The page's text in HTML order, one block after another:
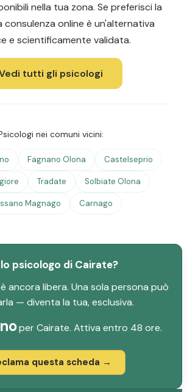
nella tua zona. Se preferisci la
consulenza online è un'alternativa
e scientificamente validata.
tutti gli psicologi
nei comuni vicini:
Fagnano Olona Castelseprio
Tradate Solbiate Olona
Magnago Carnago
lo psicologo di Cairate?
ancora libera. Una sola persona può
— diventa la tua, esclusiva.
per Cairate. Attiva entro 48 ore.
questa scheda →